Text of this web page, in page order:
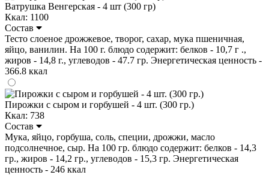
Ватрушка Венгерская - 4 шт (300 гр)
Ккал: 1100
Состав
Тесто слоеное дрожжевое, творог, сахар, мука пшеничная,
яйцо, ванилин. На 100 г. блюдо содержит: белков - 10,7 г .,
жиров - 14,8 г., углеводов - 47.7 гр. Энергетическая ценность -
366.8 ккал
Пирожки с сыром и горбушей - 4 шт. (300 гр.)
Ккал: 738
Состав
Мука, яйцо, горбуша, соль, специи, дрожжи, масло
подсолнечное, сыр. На 100 гр. блюдо содержит: белков - 14,3
гр., жиров - 14,2 гр., углеводов - 15,3 гр. Энергетическая
ценность - 246 ккал